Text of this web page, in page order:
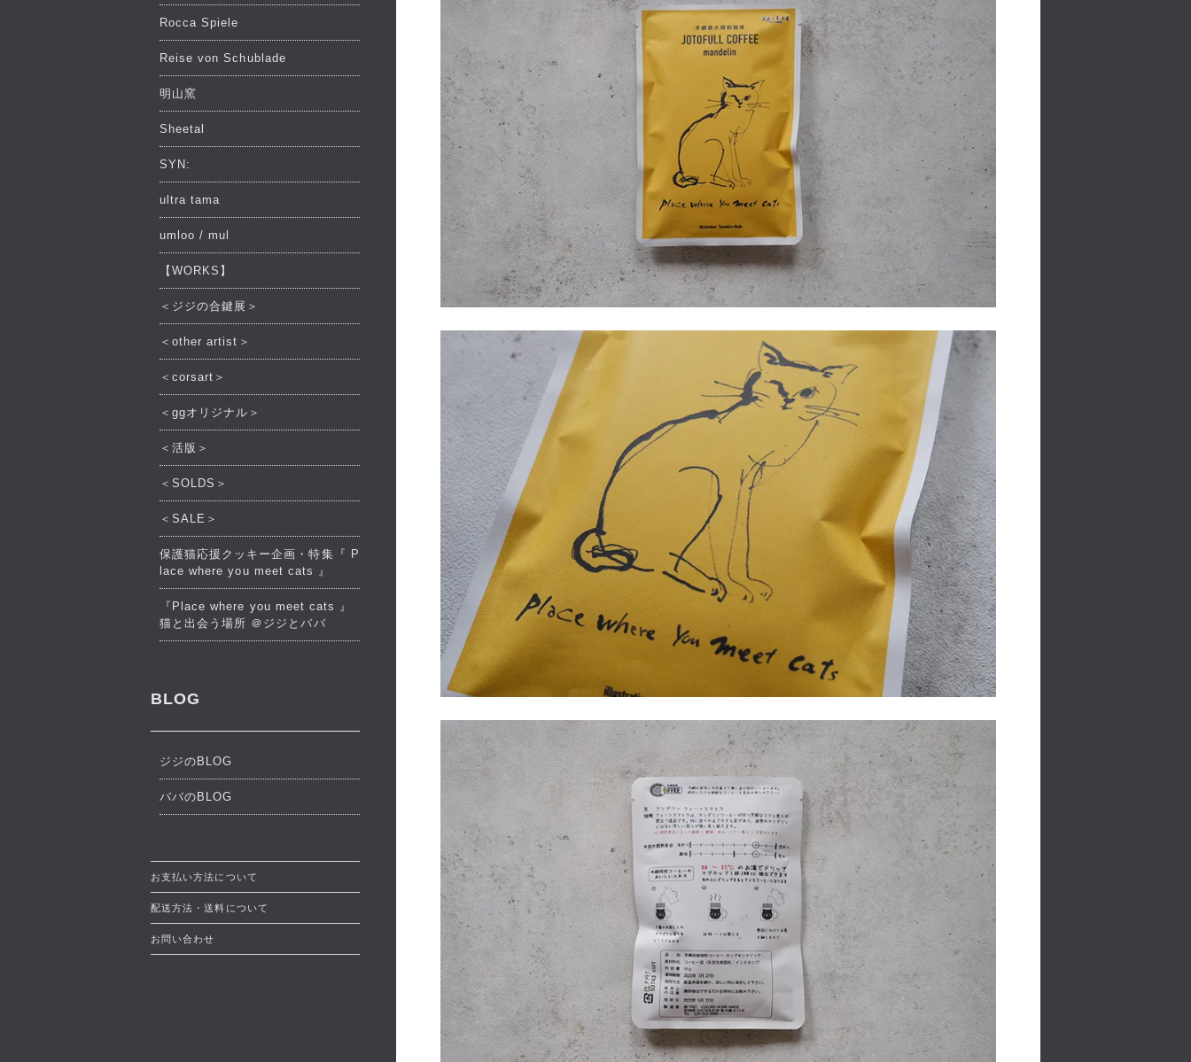
Rocca Spiele
Reise von Schublade
明山窯
Sheetal
SYN:
ultra tama
umloo / mul
【WORKS】
＜ジジの合鍵展＞
＜other artist＞
＜corsart＞
＜ggオリジナル＞
＜活版＞
＜SOLDS＞
＜SALE＞
保護猫応援クッキー企画・特集『 P
lace where you meet cats 』
『Place where you meet cats 』
猫と出会う場所 ＠ジジとババ
BLOG
ジジのBLOG
ババのBLOG
お支払い方法について
配送方法・送料について
お問い合わせ